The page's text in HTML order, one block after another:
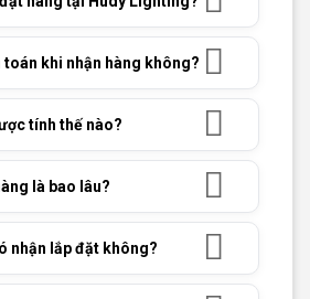
khi nhận hàng không?
tính thế nào?
là bao lâu?
nhận lắp đặt không?